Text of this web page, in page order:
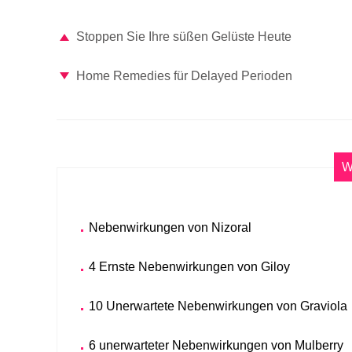
Stoppen Sie Ihre süßen Gelüste Heute
Home Remedies für Delayed Perioden
Nebenwirkungen von Nizoral
4 Ernste Nebenwirkungen von Giloy
10 Unerwartete Nebenwirkungen von Graviola
6 unerwarteter Nebenwirkungen von Mulberry